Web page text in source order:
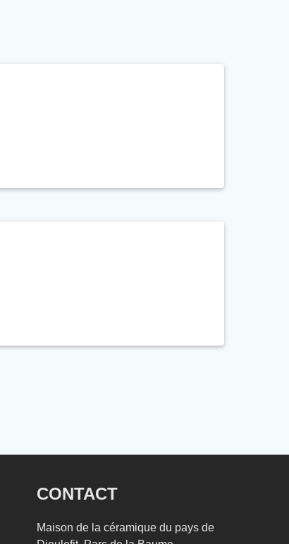
12 avrilaprès-midi en option
CONTACT
Maison de la céramique du pays de